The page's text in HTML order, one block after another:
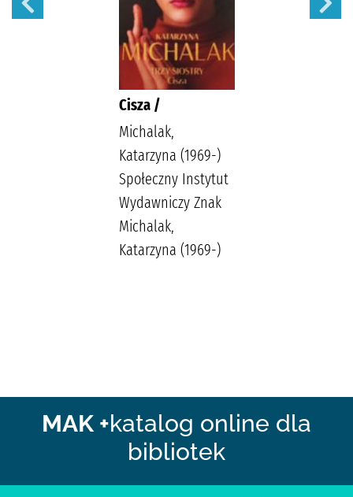
Cisza /
Michalak,
Katarzyna (1969-)
Społeczny Instytut
Wydawniczy Znak
Michalak,
Katarzyna (1969-)
MAK +katalog online dla
bibliotek